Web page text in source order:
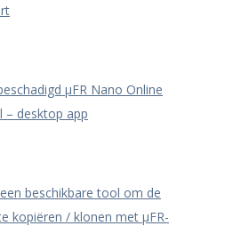
μFR Nano Online
– desktop app
beschikbare tool om de
kopiëren / klonen met μFR-